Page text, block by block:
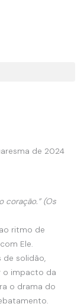
de 2024
coração.” (Os
ritmo de
Ele.
de solidão,
o impacto da
o drama do